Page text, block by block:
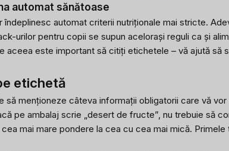
automat sănătoase
automat criterii nutriționale mai stricte.
urilor pentru copii se supun acelorași reguli ca și
este important să citiți etichetele – vă ajută
etichetă
menționeze câteva informații obligatorii care vă
pe ambalaj scrie „desert de fructe”, nu trebuie să
mai mare pondere la cea cu cea mai mică.